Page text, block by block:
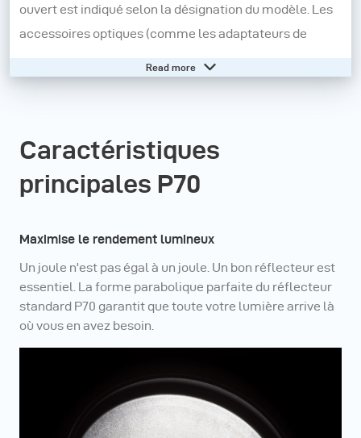
ouvert est indiqué selon la désignation du modèle. Les
accessoires optiques (comme les adaptateurs de
Read more
Caractéristiques
principales P70
Maximise le rendement lumineux
Un joule n'est pas égal à un joule. Un bon réflecteur est
essentiel. La forme parabolique parfaite du réflecteur
standard P70 garantit que toute votre lumière arrive là
où vous en avez besoin.